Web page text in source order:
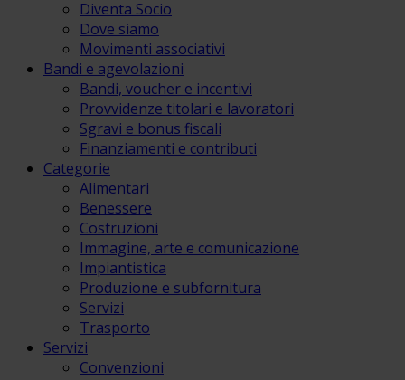
Diventa Socio
Dove siamo
Movimenti associativi
Bandi e agevolazioni
Bandi, voucher e incentivi
Provvidenze titolari e lavoratori
Sgravi e bonus fiscali
Finanziamenti e contributi
Categorie
Alimentari
Benessere
Costruzioni
Immagine, arte e comunicazione
Impiantistica
Produzione e subfornitura
Servizi
Trasporto
Servizi
Convenzioni